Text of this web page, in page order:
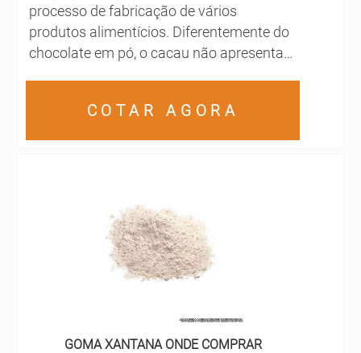
processo de fabricação de vários
produtos alimentícios. Diferentemente do
chocolate em pó, o cacau não apresenta
cacau em estado moído e peneirado
proporciona sabor e aromatização aos
COTAR AGORA
GOMA XANTANA ONDE COMPRAR